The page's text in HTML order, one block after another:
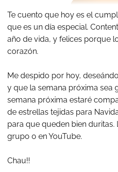
Te cuento que hoy es el
que es un día especial.
año de vida, y felices porque
corazón.
Me despido por hoy,
y que la semana próxima sea
semana próxima estaré
de estrellas tejidas para
para que queden bien
grupo o en YouTube.
Chau!!